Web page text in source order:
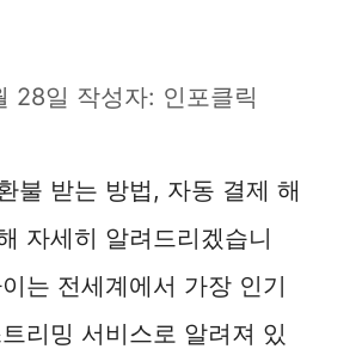
28일 작성자: 인포클릭
불 받는 방법, 자동 결제 해
자세히 알려드리겠습니
는 전세계에서 가장 인기
리밍 서비스로 알려져 있